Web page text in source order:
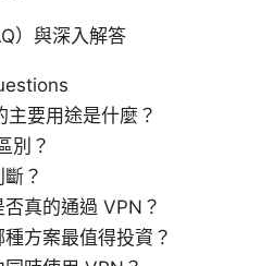
）與深入解答
要用途是什麼？
別？
？
真的通過 VPN？
方案最值得投資？